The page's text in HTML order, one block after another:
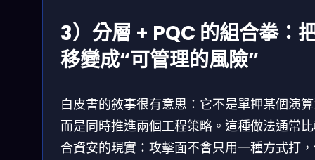
3）分層 + PQC 的組合拳：
移變成“可管理的風險”
白皮書的敘事很有意思：它不是單押某個演
而是同時推進兩個工程策略。這種做法通常
合資安的現實：攻擊面不會只用一種方式打